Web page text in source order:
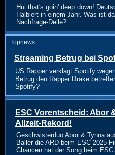
Hui that's goin' deep down!
Halbiert in einem Jahr. Was ist
Nachfrage-Delle?
Topnews
Streaming Betrug bei
US Rapper verklagt Spotify
Betrug den Rapper Drake
Spotify?
ESC Vorentscheid: Abor
Allzeit-Rekord!
Geschwisterduo Abor & Tynna
Baller die ARD beim ESC 2025
Chancen hat der Song beim